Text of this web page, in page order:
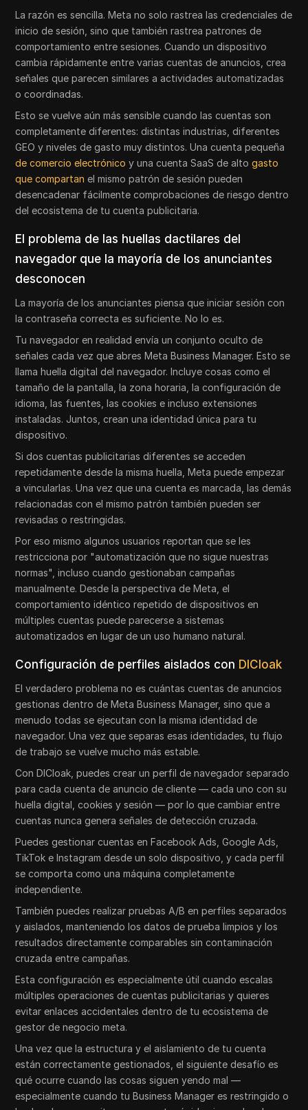
La razón es sencilla. Meta no solo rastrea las credenciales de
inicio de sesión, sino que también rastrea patrones de
comportamiento entre sesiones. Cuando un dispositivo
cambia rápidamente entre varias cuentas de anuncios, crea
señales que parecen similares a actividades automatizadas
o coordinadas.
Esto se vuelve aún más sensible cuando las cuentas son
completamente diferentes: distintas industrias, diferentes
GEO y niveles de gasto muy distintos. Una cuenta pequeña
de comercio electrónico y una cuenta SaaS de altogasto
que compartan el mismo patrón de sesión pueden
desencadenar fácilmente comprobaciones de riesgo dentro
del ecosistema de tu cuenta publicitaria.
El problema de las huellas dactilares del
navegador que la mayoría de los anunciantes
desconocen
La mayoría de los anunciantes piensa que iniciar sesión con
la contraseña correcta es suficiente. No lo es.
Tu navegador en realidad envía un conjunto oculto de
señales cada vez que abres Meta Business Manager. Esto se
llama huella digital del navegador. Incluye cosas como el
tamaño de la pantalla, la zona horaria, la configuración de
idioma, las fuentes, las cookies e incluso extensiones
instaladas. Juntos, crean una identidad única para tu
dispositivo.
Si dos cuentas publicitarias diferentes se acceden
repetidamente desde la misma huella, Meta puede empezar
a vincularlas. Una vez que una cuenta es marcada, las demás
relacionadas con el mismo patrón también pueden ser
revisadas o restringidas.
Por eso mismo algunos usuarios reportan que se les
restricciona por "automatización que no sigue nuestras
normas", incluso cuando gestionaban campañas
manualmente. Desde la perspectiva de Meta, el
comportamiento idéntico repetido de dispositivos en
múltiples cuentas puede parecerse a sistemas
automatizados en lugar de un uso humano natural.
Configuración de perfiles aislados con DICloak
El verdadero problema no es cuántas cuentas de anuncios
gestionas dentro de Meta Business Manager, sino que a
menudo todas se ejecutan con la misma identidad de
navegador. Una vez que separas esas identidades, tu flujo
de trabajo se vuelve mucho más estable.
Con DICloak, puedes crear un perfil de navegador separado
para cada cuenta de anuncio de cliente — cada uno con su
huella digital, cookies y sesión — por lo que cambiar entre
cuentas nunca genera señales de detección cruzada.
Puedes gestionar cuentas en Facebook Ads, Google Ads,
TikTok e Instagram desde un solo dispositivo, y cada perfil
se comporta como una máquina completamente
independiente.
También puedes realizar pruebas A/B en perfiles separados
y aislados, manteniendo los datos de prueba limpios y los
resultados directamente comparables sin contaminación
cruzada entre campañas.
Esta configuración es especialmente útil cuando escalas
múltiples operaciones de cuentas publicitarias y quieres
evitar enlaces accidentales dentro de tu ecosistema de
gestor de negocio meta.
Una vez que la estructura y el aislamiento de tu cuenta
están correctamente gestionados, el siguiente desafío es
qué ocurre cuando las cosas siguen yendo mal —
especialmente cuando tu Business Manager es restringido o